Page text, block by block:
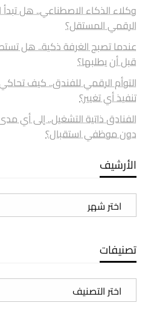
وكلاء الذكاء الاصطناعي.. هل
الرقمي المستقل؟
عندما تصبح الغرفة ذكية.. هل
قبل أن يطلبها؟
التوأم الرقمي للفندق.. كيف
تنفيذ أي تغيير؟
الفنادق ذاتية التشغيل.. إلى أي
دون موظفي استقبال؟
الأرشيف
الأرشيف
تصنيفات
تصنيفات